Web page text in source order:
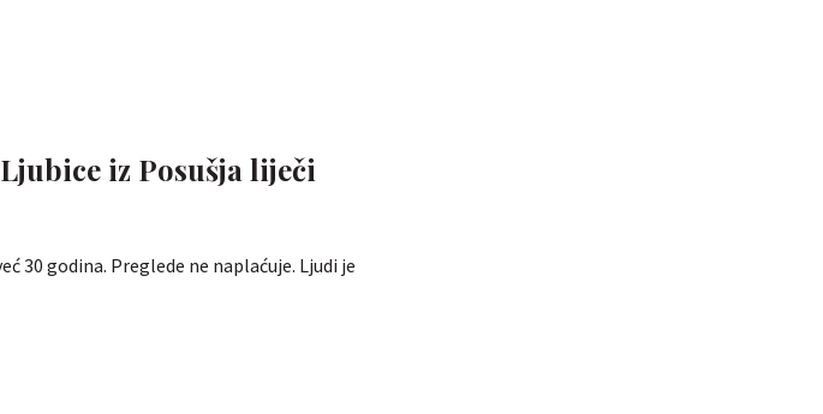
iz Posušja liječi
30 godina. Preglede ne naplaćuje. Ljudi je